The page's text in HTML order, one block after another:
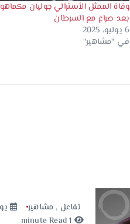
وفاة الممثل الأسترالي جوليان
بعد صراع مع السرطان
6 يوليو، 2025
في "مشاهير"
تفاعل , مشاهير